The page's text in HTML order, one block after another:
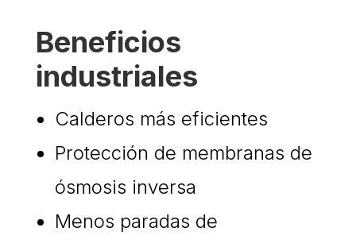
Beneficios
industriales
Calderos más eficientes
Protección de membranas de
ósmosis inversa
Menos paradas de